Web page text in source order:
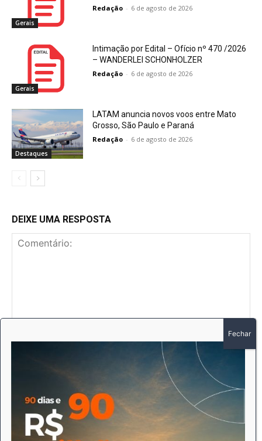
Gerais
Redação - 6 de agosto de 2026
Gerais
Intimação por Edital – Ofício nº 470 /2026
– WANDERLEI SCHONHOLZER
Redação - 6 de agosto de 2026
Destaques
LATAM anuncia novos voos entre Mato
Grosso, São Paulo e Paraná
Redação - 6 de agosto de 2026
DEIXE UMA RESPOSTA